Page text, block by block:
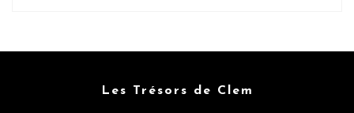
Les Trésors de Clem